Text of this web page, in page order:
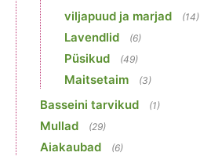
viljapuud ja marjad (14)
Lavendlid (6)
Püsikud (49)
Maitsetaim (3)
Basseini tarvikud (1)
Mullad (29)
Aiakaubad (6)